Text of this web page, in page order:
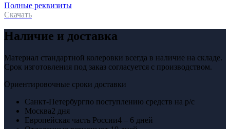
Полные реквизиты
Скачать
Наличие и доставка
Материал стандартной колеровки всегда в наличие на складе.
Срок изготовления под заказ согласуется с производством.
Ориентировочные сроки доставки
Санкт-Петербургпо поступлению средств на р/с
Москва2 дня
Европейская часть России4 – 6 дней